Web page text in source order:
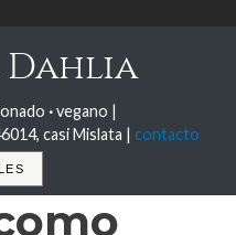
·vegano |
casi Mislata | contacto